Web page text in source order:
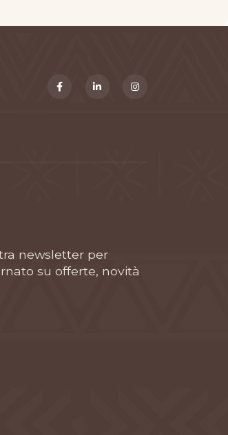
newsletter per
su offerte, novità